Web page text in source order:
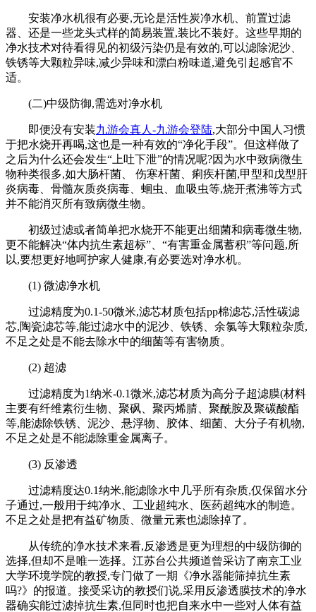
安装净水机很有必要,无论是活性炭净水机、前置过滤
器、还是一些龙头式样的简易装置,装比不装好。这些早期的
净水技术对待看得见的初级污染仍是有效的,可以滤除泥沙、
铁锈等大颗粒异味,减少异味和漂白粉味道,避免引起感官不
适。
(二)中级防御,需选对净水机
即便没有安装九游会真人-九游会登陆,大部分中国人习惯
于把水烧开再喝,这也是一种有效的“净化手段”。但这样做了
之后为什么还会发生“上吐下泄”的情况呢?因为水中致病微生
物种类很多,如大肠杆菌、 伤寒杆菌、痢疾杆菌,甲型和戊型肝
炎病毒、骨髓灰质炎病毒、蛔虫、血吸虫等,烧开煮沸等方式
并不能消灭所有致病微生物。
初级过滤或者简单把水烧开不能更出细菌和病毒微生物,
更不能解决“体内抗生素超标”、“有害重金属蓄积”等问题,所
以,要想更好地呵护家人健康,有必要选对净水机。
(1) 微滤净水机
过滤精度为0.1-50微米,滤芯材质包括pp棉滤芯,活性碳滤
芯,陶瓷滤芯等,能过滤水中的泥沙、铁锈、余氯等大颗粒杂质,
不足之处是不能去除水中的细菌等有害物质。
(2) 超滤
过滤精度为1纳米-0.1微米,滤芯材质为高分子超滤膜(材料
主要有纤维素衍生物、聚砜、聚丙烯腈、聚酰胺及聚碳酸酯
等,能滤除铁锈、泥沙、悬浮物、胶体、细菌、大分子有机物,
不足之处是不能滤除重金属离子。
(3) 反渗透
过滤精度达0.1纳米,能滤除水中几乎所有杂质,仅保留水分
子通过,一般用于纯净水、工业超纯水、医药超纯水的制造。
不足之处是把有益矿物质、微量元素也滤除掉了。
从传统的净水技术来看,反渗透是更为理想的中级防御的
选择,但却不是唯一选择。江苏台公共频道曾采访了南京工业
大学环境学院的教授,专门做了一期《净水器能筛掉抗生素
吗?》的报道。接受采访的教授们说,采用反渗透膜技术的净水
器确实能过滤掉抗生素,但同时也把自来水中一些对人体有益